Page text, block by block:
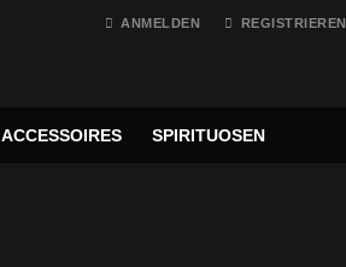
REGISTRIEREN
ANMELDEN
ACCESSOIRES SPIRITUOSEN